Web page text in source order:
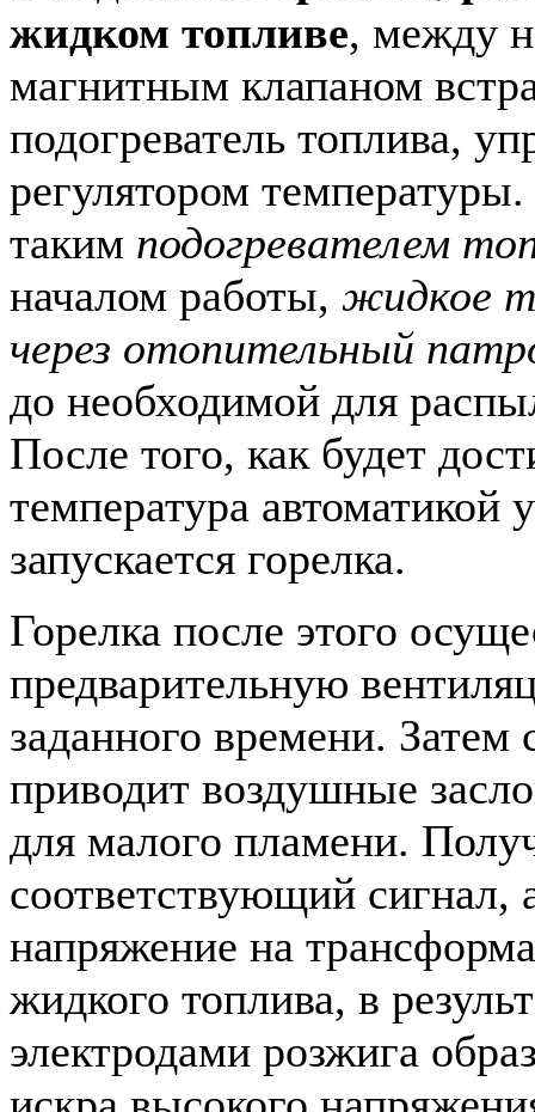
жидком топливе, между
магнитным клапаном
подогреватель топлива,
регулятором
таким подогревателем
началом работы, жидкое
через отопительный
до необходимой для
После того, как будет
температура автоматикой
запускается горелка.
Горелка после этого
предварительную
заданного времени. Затем
приводит воздушные
для малого пламени.
соответствующий сигнал,
напряжение на
жидкого топлива, в
электродами розжига